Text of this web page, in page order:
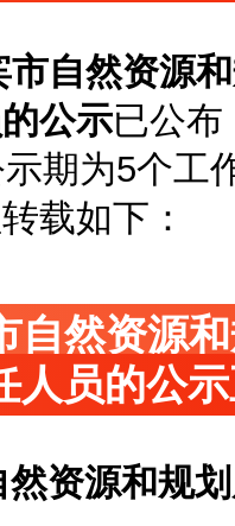
市自然资源
公示已公布
期为5个工
载如下：
自然资源
人员的公
然资源和规